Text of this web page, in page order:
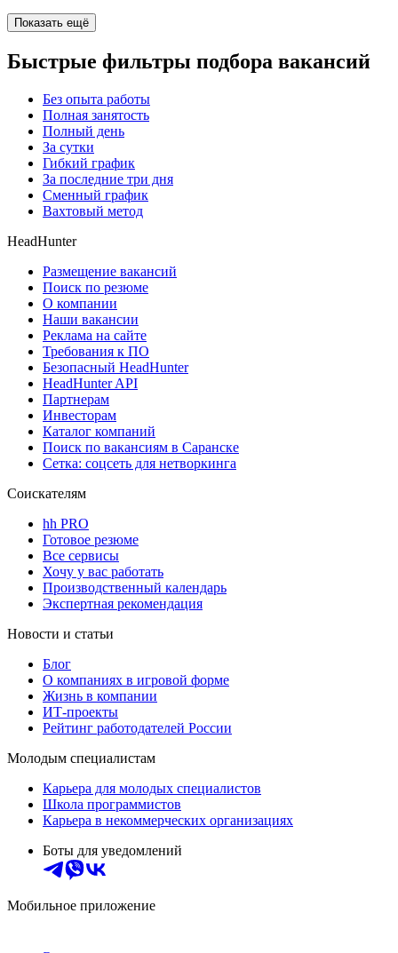
Показать ещё
Быстрые фильтры подбора вакансий
Без опыта работы
Полная занятость
Полный день
За сутки
Гибкий график
За последние три дня
Сменный график
Вахтовый метод
HeadHunter
Размещение вакансий
Поиск по резюме
О компании
Наши вакансии
Реклама на сайте
Требования к ПО
Безопасный HeadHunter
HeadHunter API
Партнерам
Инвесторам
Каталог компаний
Поиск по вакансиям в Саранске
Сетка: соцсеть для нетворкинга
Соискателям
hh PRO
Готовое резюме
Все сервисы
Хочу у вас работать
Производственный календарь
Экспертная рекомендация
Новости и статьи
Блог
О компаниях в игровой форме
Жизнь в компании
ИТ-проекты
Рейтинг работодателей России
Молодым специалистам
Карьера для молодых специалистов
Школа программистов
Карьера в некоммерческих организациях
Боты для уведомлений
Мобильное приложение